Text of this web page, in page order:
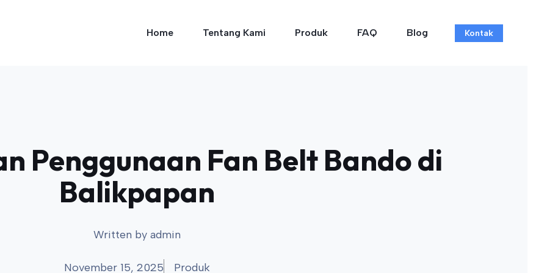
Home Tentang Kami Produk FAQ Blog Kontak
Penggunaan Fan Belt Bando di
Balikpapan
Written by admin
November 15, 2025 Produk